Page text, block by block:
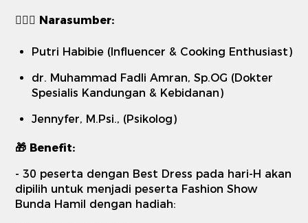
💁🏻‍♀️ Narasumber:
Putri Habibie (Influencer & Cooking Enthusiast)
dr. Muhammad Fadli Amran, Sp.OG (Dokter
Spesialis Kandungan & Kebidanan)
Jennyfer, M.Psi., (Psikolog)
🎁 Benefit:
- 30 peserta dengan Best Dress pada hari-H akan
dipilih untuk menjadi peserta Fashion Show
Bunda Hamil dengan hadiah: